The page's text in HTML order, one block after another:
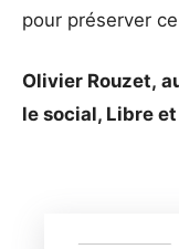
pour préserver
Olivier Rouzet,
le social, Libre